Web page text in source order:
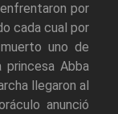
por
cada cual por
uno de
princesa Abba
llegaron al
anunció